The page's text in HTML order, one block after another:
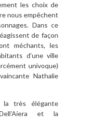
les choix de
nous empêchent
Dans ce
de façon
méchants, les
d’une ville
univoque)
Nathalie
la très élégante
et la